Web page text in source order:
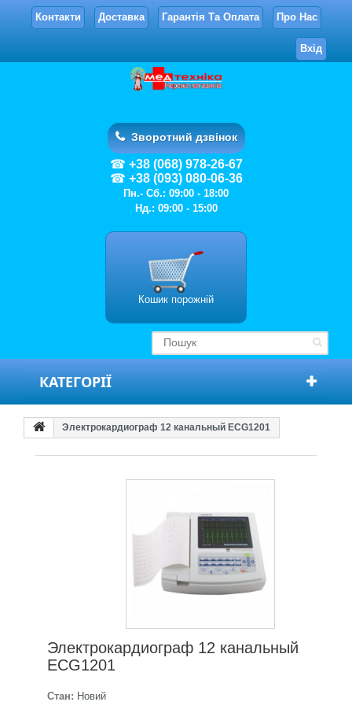
Контакти Доставка Гарантія Та Оплата Про Нас
Вхід
Зворотний дзвінок
+38 (068) 978-26-67
+38 (093) 080-06-36
Пн.- Сб.: 09:00 - 18:00
Нд.: 09:00 - 15:00
Кошик порожній
КАТЕГОРІЇ
Электрокардиограф 12 канальный ECG1201
Электрокардиограф 12 канальный
ECG1201
Стан: Новий